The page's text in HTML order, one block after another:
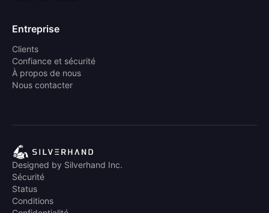
Entreprise
Clients
Confiance et sécurité
À propos de nous
Nous contacter
Designed by Silverhand Inc.
Sécurité
Status
Conditions